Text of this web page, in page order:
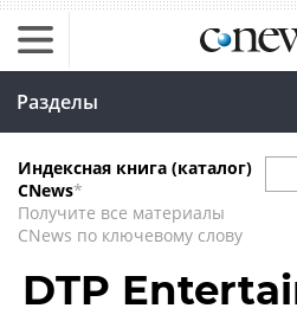
Разделы
Индексная книга (каталог)
CNews*
Получите все материалы
CNews по ключевому слову
DTP